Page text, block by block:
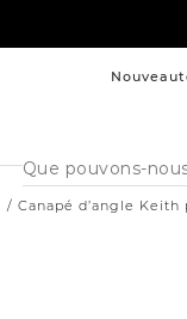
Cataloque
de
Canapé d’angle Keith